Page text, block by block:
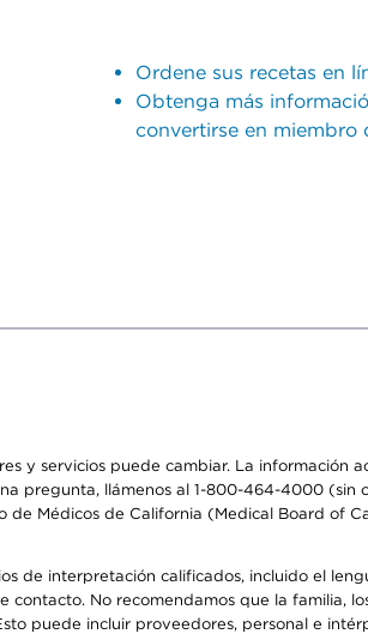
Ordene sus recetas en
Obtenga más
convertirse en miembro
y servicios puede cambiar. La información
pregunta, llámenos al 1-800-464-4000 (sin
de Médicos de California (Medical Board of
de interpretación calificados, incluido el
No recomendamos que la familia,
puede incluir proveedores, personal e